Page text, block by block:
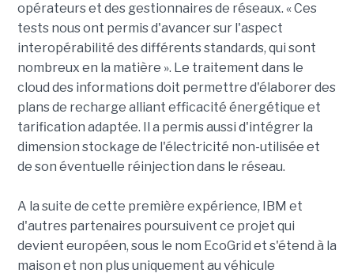
opérateurs et des gestionnaires de réseaux. « Ces
tests nous ont permis d'avancer sur l'aspect
interopérabilité des différents standards, qui sont
nombreux en la matière ». Le traitement dans le
cloud des informations doit permettre d'élaborer des
plans de recharge alliant efficacité énergétique et
tarification adaptée. Il a permis aussi d'intégrer la
dimension stockage de l'électricité non-utilisée et
de son éventuelle réinjection dans le réseau.
A la suite de cette première expérience, IBM et
d'autres partenaires poursuivent ce projet qui
devient européen, sous le nom EcoGrid et s'étend à la
maison et non plus uniquement au véhicule